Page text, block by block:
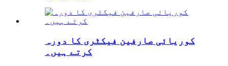
کوریائی صارفین فیکٹری کا دورہ
کرتے ہیں۔